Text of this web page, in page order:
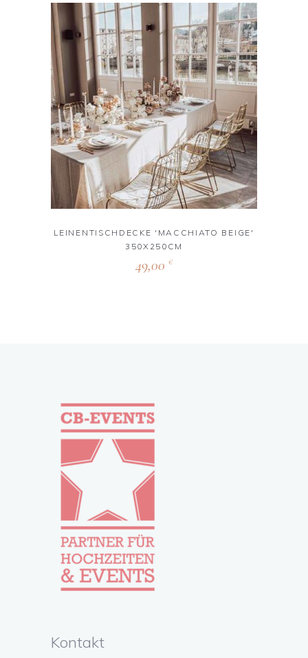
LEINENTISCHDECKE 'MACCHIATO BEIGE'
350X250CM
49,00 €
Kontakt